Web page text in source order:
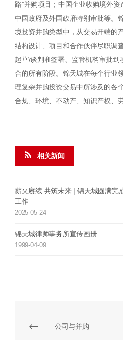
路”并购项目；中国企业收购境外
中国政府及外国政府特别审批等。
境投资并购类型中，从交易开端的
结构设计、项目和合作伙伴尽职调
起草\谈判和签署、监管机构审批到
合的所有阶段。锦天城在每个行业
理复杂并购投资交易中所涉及的各
合规、环境、不动产、知识产权、
相关新闻
薪火赓续 共筑未来 | 锦天城圆满完
工作
2025-05-24
锦天城律师事务所宣传画册
1999-04-09
公司与并购